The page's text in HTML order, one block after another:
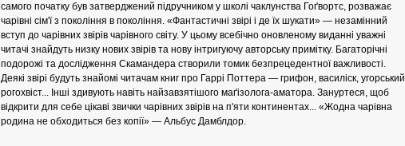
самого початку був затверджений підручником у школі чаклунства Гоґвортс, розважає
чарівні сім'ї з покоління в покоління. «Фантастичні звірі і де їх шукати» — незамінний
вступ до чарівних звірів чарівного світу. У цьому всебічно оновленому виданні уважні
читачі знайдуть низку нових звірів та нову інтригуючу авторську примітку. Багаторічні
подорожі та дослідження Скамандера створили томик безпрецедентної важливості.
Деякі звірі будуть знайомі читачам книг про Гаррі Поттера — грифон, василіск, угорський
рогохвіст... Інші здивують навіть найзавзятішого маґізолога-аматора. Зануртеся, щоб
відкрити для себе цікаві звички чарівних звірів на п'яти континентах... «Жодна чарівна
родина не обходиться без копії» — Альбус Дамблдор.